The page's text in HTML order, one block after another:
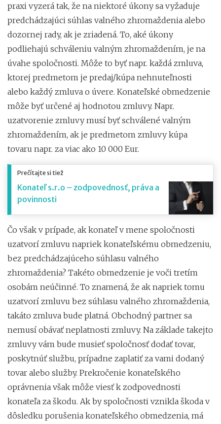
praxi vyzerá tak, že na niektoré úkony sa vyžaduje
predchádzajúci súhlas valného zhromaždenia alebo
dozornej rady, ak je zriadená. To, aké úkony
podliehajú schváleniu valným zhromaždením, je na
úvahe spoločnosti. Môže to byť napr. každá zmluva,
ktorej predmetom je predaj/kúpa nehnuteľnosti
alebo každý zmluva o úvere. Konateľské obmedzenie
môže byť určené aj hodnotou zmluvy. Napr.
uzatvorenie zmluvy musí byť schválené valným
zhromaždením, ak je predmetom zmluvy kúpa
tovaru napr. za viac ako 10 000 Eur.
Prečítajte si tiež
Konateľ s.r.o – zodpovednosť, práva a
povinnosti
Čo však v prípade, ak konateľ v mene spoločnosti
uzatvorí zmluvu napriek konateľskému obmedzeniu,
bez predchádzajúceho súhlasu valného
zhromaždenia? Takéto obmedzenie je voči tretím
osobám neúčinné. To znamená, že ak napriek tomu
uzatvorí zmluvu bez súhlasu valného zhromaždenia,
takáto zmluva bude platná. Obchodný partner sa
nemusí obávať neplatnosti zmluvy. Na základe takejto
zmluvy vám bude musieť spoločnosť dodať tovar,
poskytnúť službu, prípadne zaplatiť za vami dodaný
tovar alebo služby. Prekročenie konateľského
oprávnenia však môže viesť k zodpovednosti
konateľa za škodu. Ak by spoločnosti vznikla škoda v
dôsledku porušenia konateľského obmedzenia, má